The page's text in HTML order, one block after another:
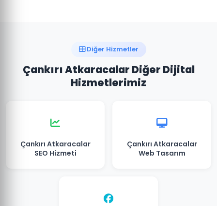
Diğer Hizmetler
Çankırı Atkaracalar Diğer Dijital
Hizmetlerimiz
Çankırı Atkaracalar
SEO Hizmeti
Çankırı Atkaracalar
Web Tasarım